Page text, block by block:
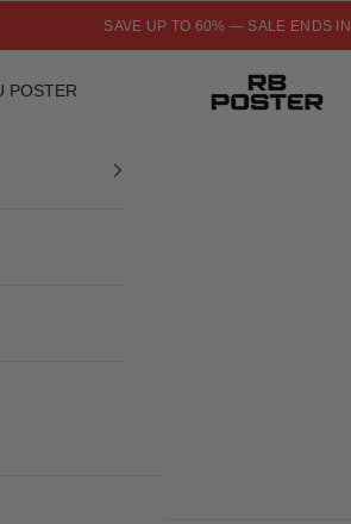
SAVE UP TO 60% — SALE ENDS IN
RB POSTER
POSTER